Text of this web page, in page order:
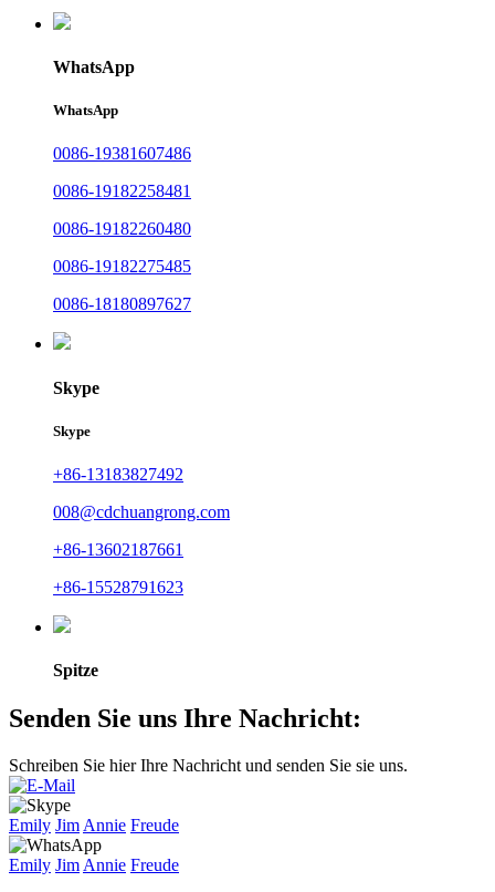
WhatsApp
WhatsApp
0086-19381607486
0086-19182258481
0086-19182260480
0086-19182275485
0086-18180897627
Skype
Skype
+86-13183827492
008@cdchuangrong.com
+86-13602187661
+86-15528791623
Spitze
Senden Sie uns Ihre Nachricht:
Schreiben Sie hier Ihre Nachricht und senden Sie sie uns.
Emily Jim Annie Freude
Emily Jim Annie Freude